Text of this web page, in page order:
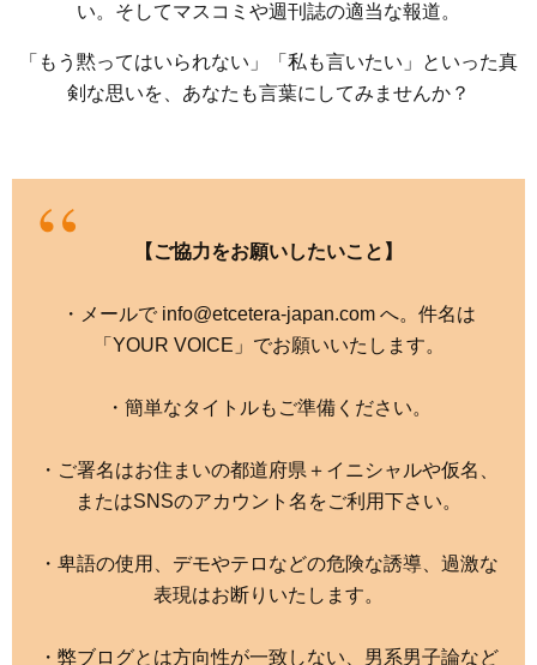
い。そしてマスコミや週刊誌の適当な報道。
「もう黙ってはいられない」「私も言いたい」といった真
剣な思いを、あなたも言葉にしてみませんか？
【ご協力をお願いしたいこと】
・メールで info@etcetera-japan.com へ。件名は
「YOUR VOICE」でお願いいたします。
・簡単なタイトルもご準備ください。
・ご署名はお住まいの都道府県＋イニシャルや仮名、
またはSNSのアカウント名をご利用下さい。
・卑語の使用、デモやテロなどの危険な誘導、過激な
表現はお断りいたします。
・弊ブログとは方向性が一致しない、男系男子論など